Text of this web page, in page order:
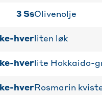
3 SsOlivenolje
hver liten løk
hver lite Hokkaido-
hver Rosmarin